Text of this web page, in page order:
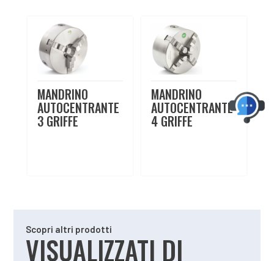
MANDRINO
AUTOCENTRANTE
3 GRIFFE
MANDRINO
AUTOCENTRANTE
4 GRIFFE
Scopri altri prodotti
VISUALIZZATI DI